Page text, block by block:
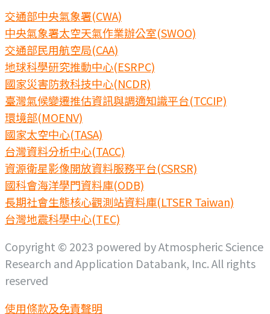
交通部中央氣象署(CWA)
中央氣象署太空天氣作業辦公室(SWOO)
交通部民用航空局(CAA)
地球科學研究推動中心(ESRPC)
國家災害防救科技中心(NCDR)
臺灣氣候變遷推估資訊與調適知識平台(TCCIP)
環境部(MOENV)
國家太空中心(TASA)
台灣資料分析中心(TACC)
資源衛星影像開放資料服務平台(CSRSR)
國科會海洋學門資料庫(ODB)
長期社會生態核心觀測站資料庫(LTSER Taiwan)
台灣地震科學中心(TEC)
Copyright © 2023 powered by Atmospheric Science
Research and Application Databank, Inc. All rights
reserved
使用條款及免責聲明